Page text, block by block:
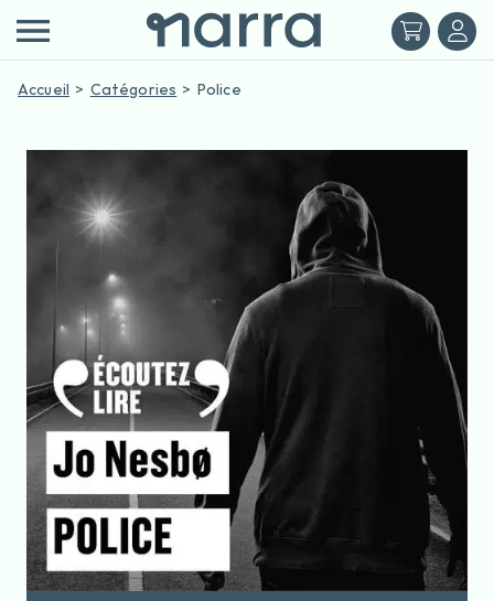
Accueil Catégories Police